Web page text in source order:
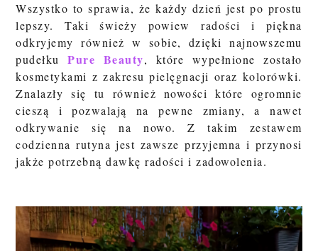
Wszystko to sprawia, że każdy dzień jest po prostu
lepszy. Taki świeży powiew radości i piękna
odkryjemy również w sobie, dzięki najnowszemu
pudełkuPure Beauty, które wypełnione zostało
kosmetykami z zakresu pielęgnacji oraz kolorówki.
Znalazły się tu również nowości które ogromnie
cieszą i pozwalają na pewne zmiany, a nawet
odkrywanie się na nowo. Z takim zestawem
codzienna rutyna jest zawsze przyjemna i przynosi
jakże potrzebną dawkę radości i zadowolenia.